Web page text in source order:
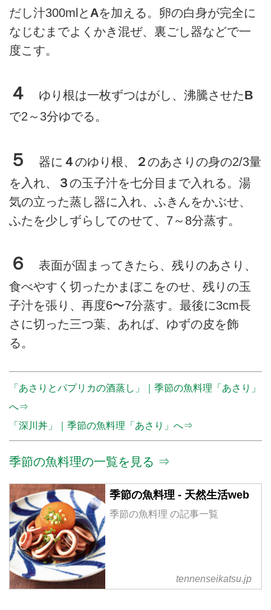
だし汁300mlと Aを加える。卵の白身が完全に
なじむまでよくかき混ぜ、裏ごし器などで一
度こす。
４ ゆり根は一枚ずつはがし、沸騰させたB
で2～3分ゆでる。
５ 器に ４のゆり根、 ２のあさりの身の2/3量
を入れ、
３の玉子汁を七分目まで入れる。湯
気の立った蒸し器に入れ、ふきんをかぶせ、
ふたを少しずらしてのせて、7～8分蒸す。
６
表面が固まってきたら、残りのあさり、
食べやすく切ったかまぼこをのせ、残りの玉
子汁を張り、再度6〜7分蒸す。最後に3cm長
さに切った三つ葉、あれば、ゆずの皮を飾
る。
「あさりとパプリカの酒蒸し」｜季節の魚料理「あさり」
へ⇒
「深川丼」｜季節の魚料理「あさり」へ⇒
季節の魚料理の一覧を見る ⇒
季節の魚料理 - 天然生活web
季節の魚料理 の記事一覧
tennenseikatsu.jp